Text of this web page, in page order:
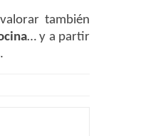
también
… y a partir